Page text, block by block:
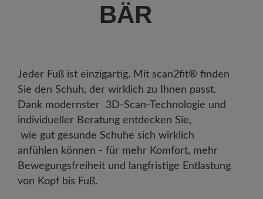
BÄR
Jeder Fuß ist einzigartig. Mit scan2fit® finden
Sie den Schuh, der wirklich zu Ihnen passt.
Dank modernster 3D-Scan-Technologie und
individueller Beratung entdecken Sie,
wie gut gesunde Schuhe sich wirklich
anfühlen können - für mehr Komfort, mehr
Bewegungsfreiheit und langfristige Entlastung
von Kopf bis Fuß.